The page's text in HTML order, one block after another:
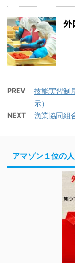
外
PREV
技能実習制
示）
NEXT 漁業協同組
アマゾン１位の